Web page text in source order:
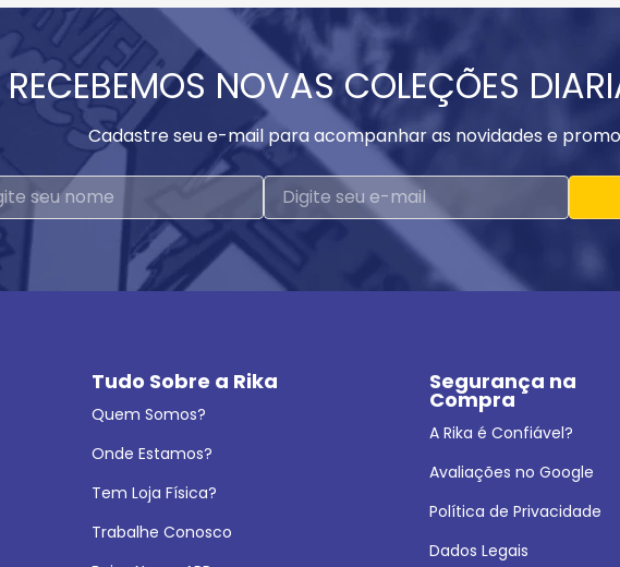
RECEBEMOS NOVAS COLEÇÕES
Cadastre seu e-mail para acompanhar as novidades e
Tudo Sobre a Rika
Quem Somos?
Onde Estamos?
Tem Loja Física?
Trabalhe Conosco
Segurança na
Compra
A Rika é Confiável?
Avaliações no Google
Política de Privacidade
Dados Legais